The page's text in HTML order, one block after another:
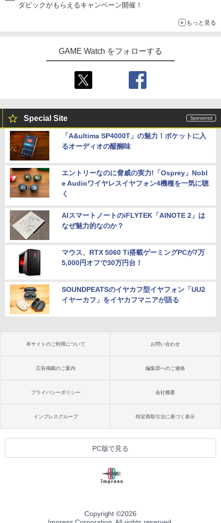
ダピックがもらえるキャンペーン開催！
もっと見る
GAME Watch をフォローする
Special Site
「A&ultima SP4000T」の魅力！ポケットに入
るオーディオの醍醐味
エントリーなのに脅威の実力!「Osprey」Nobl
e Audioワイヤレスイヤフォン4機種を一気に聴
く
AIスマートノートのiFLYTEK「AINOTE 2」は
なぜ魅力的なのか？
マウス、RTX 5060 Ti搭載ゲーミングPCが7万
5,000円オフで30万円台！
SOUNDPEATSのイヤカフ型イヤフォン「UU2
イヤーカフ」をイヤカフマニアが語る
本サイトのご利用について お問い合わせ
広告掲載のご案内 編集部へのご連絡
プライバシーポリシー 会社概要
インプレスグループ 特定商取引法に基づく表示
PC版で見る
Copyright ©2026